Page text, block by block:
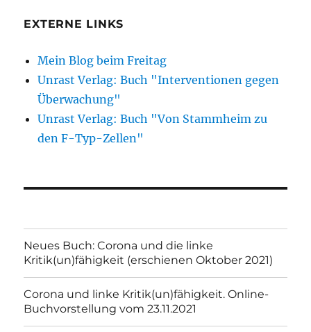
EXTERNE LINKS
Mein Blog beim Freitag
Unrast Verlag: Buch "Interventionen gegen
Überwachung"
Unrast Verlag: Buch "Von Stammheim zu
den F-Typ-Zellen"
Neues Buch: Corona und die linke
Kritik(un)fähigkeit (erschienen Oktober 2021)
Corona und linke Kritik(un)fähigkeit. Online-
Buchvorstellung vom 23.11.2021